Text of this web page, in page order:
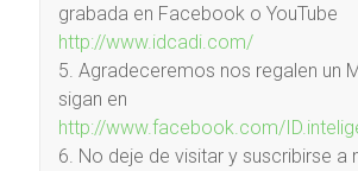
grabada en Facebook o YouTube
http://www.idcadi.com/
5. Agradeceremos nos regalen un
sigan en
http://www.facebook.com/
6. No deje de visitar y suscribirse a